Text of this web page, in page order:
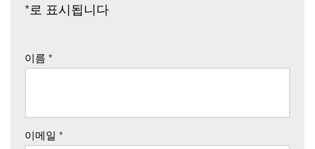
*로 표시됩니다
이름 *
이메일 *